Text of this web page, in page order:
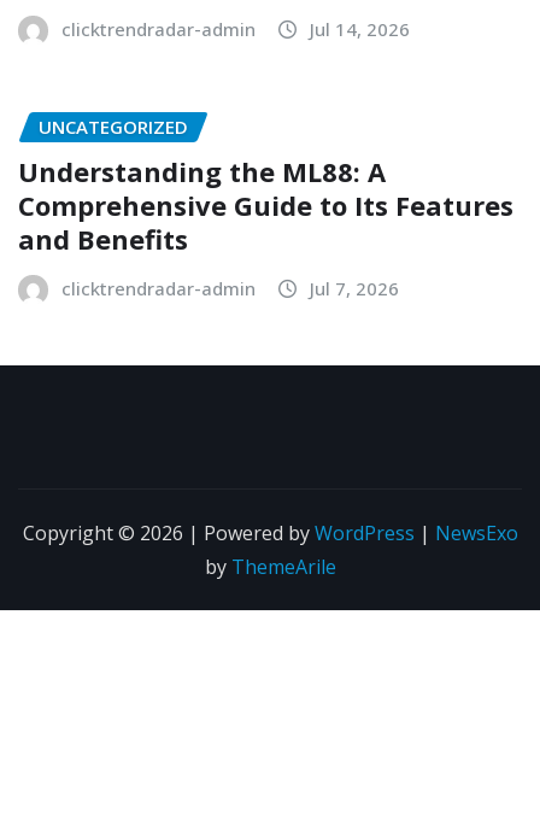
clicktrendradar-admin Jul 14, 2026
UNCATEGORIZED
Understanding the ML88: A
Comprehensive Guide to Its Features
and Benefits
clicktrendradar-admin Jul 7, 2026
Copyright © 2026 | Powered byWordPress | NewsExo
by ThemeArile